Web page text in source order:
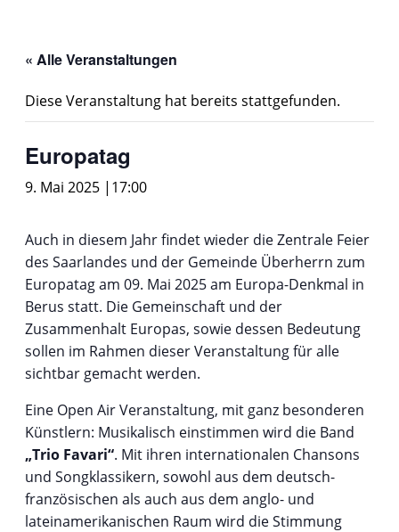
« Alle Veranstaltungen
Diese Veranstaltung hat bereits stattgefunden.
Europatag
9. Mai 2025 |17:00
Auch in diesem Jahr findet wieder die Zentrale Feier
des Saarlandes und der Gemeinde Überherrn zum
Europatag am 09. Mai 2025 am Europa-Denkmal in
Berus statt. Die Gemeinschaft und der
Zusammenhalt Europas, sowie dessen Bedeutung
sollen im Rahmen dieser Veranstaltung für alle
sichtbar gemacht werden.
Eine Open Air Veranstaltung, mit ganz besonderen
Künstlern: Musikalisch einstimmen wird die Band
„Trio Favari“. Mit ihren internationalen Chansons
und Songklassikern, sowohl aus dem deutsch-
französischen als auch aus dem anglo- und
lateinamerikanischen Raum wird die Stimmung